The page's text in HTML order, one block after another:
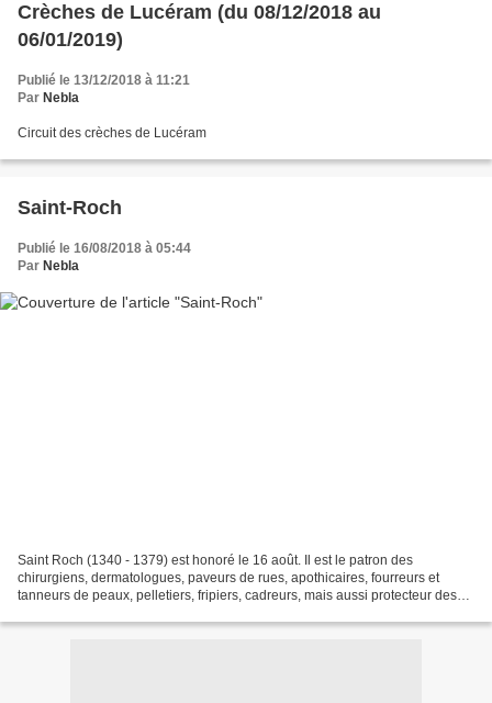
Crèches de Lucéram (du 08/12/2018 au
06/01/2019)
Publié le 13/12/2018 à 11:21
Par Nebla
Circuit des crèches de Lucéram
Saint-Roch
Publié le 16/08/2018 à 05:44
Par Nebla
Saint Roch (1340 - 1379) est honoré le 16 août. Il est le patron des
chirurgiens, dermatologues, paveurs de rues, apothicaires, fourreurs et
tanneurs de peaux, pelletiers, fripiers, cadreurs, mais aussi protecteur des